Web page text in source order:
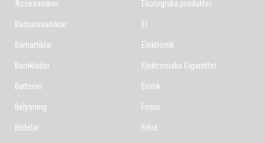
Accessoarer
Badrumsartiklar
Barnartiklar
Barnkläder
Batterier
Belysning
Bildelar
Ekologiska produkter
El
Elektronik
Elektroniska Cigaretter
Erotik
Frisör
Fritid